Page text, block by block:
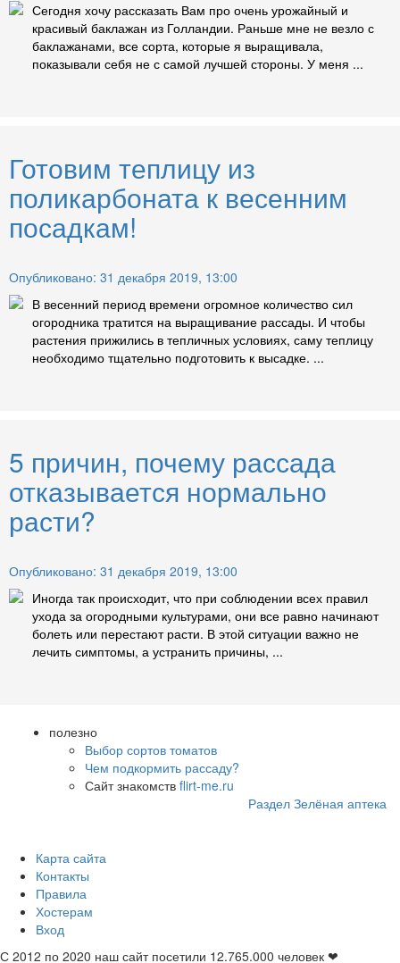
Сегодня хочу рассказать Вам про очень урожайный и
красивый баклажан из Голландии. Раньше мне не везло с
баклажанами, все сорта, которые я выращивала,
показывали себя не с самой лучшей стороны. У меня ...
Готовим теплицу из
поликарбоната к весенним
посадкам!
Опубликовано: 31 декабря 2019, 13:00
В весенний период времени огромное количество сил
огородника тратится на выращивание рассады. И чтобы
растения прижились в тепличных условиях, саму теплицу
необходимо тщательно подготовить к высадке. ...
5 причин, почему рассада
отказывается нормально
расти?
Опубликовано: 31 декабря 2019, 13:00
Иногда так происходит, что при соблюдении всех правил
ухода за огородными культурами, они все равно начинают
болеть или перестают расти. В этой ситуации важно не
лечить симптомы, а устранить причины, ...
полезно
Выбор сортов томатов
Чем подкормить рассаду?
Сайт знакомств flirt-me.ru
Раздел Зелёная аптека
Карта сайта
Контакты
Правила
Хостерам
Вход
С 2012 по 2020 наш сайт посетили 12.765.000 человек ❤